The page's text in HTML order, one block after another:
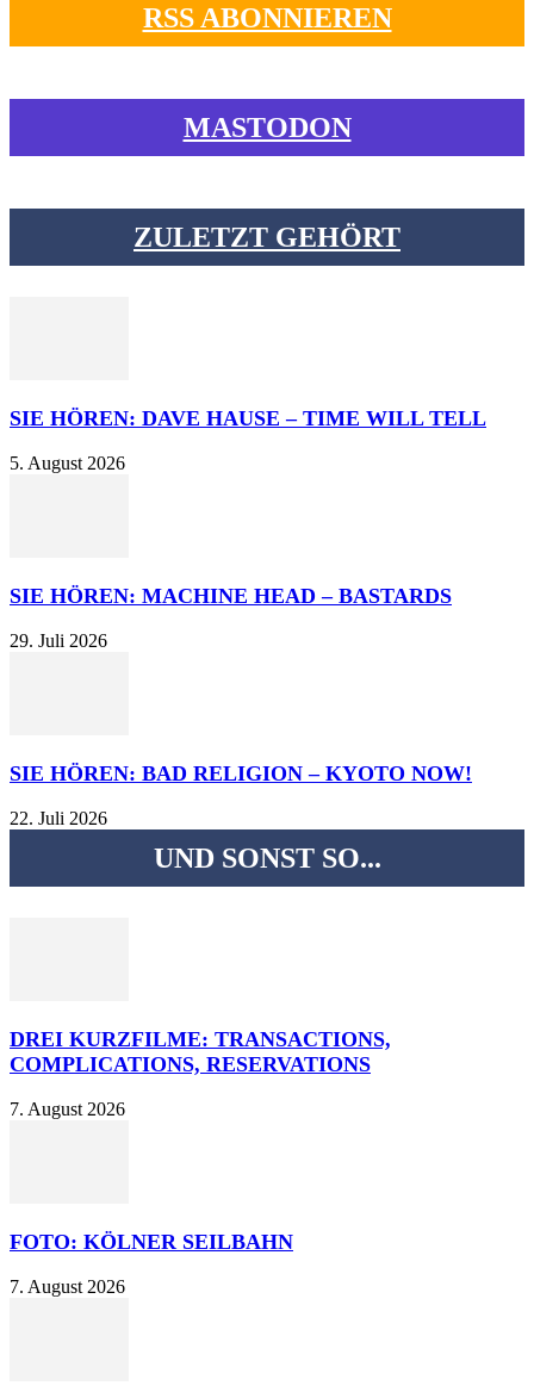
RSS ABONNIEREN
MASTODON
ZULETZT GEHÖRT
SIE HÖREN: DAVE HAUSE – TIME WILL TELL
5. August 2026
SIE HÖREN: MACHINE HEAD – BASTARDS
29. Juli 2026
SIE HÖREN: BAD RELIGION – KYOTO NOW!
22. Juli 2026
UND SONST SO...
DREI KURZFILME: TRANSACTIONS,
COMPLICATIONS, RESERVATIONS
7. August 2026
FOTO: KÖLNER SEILBAHN
7. August 2026